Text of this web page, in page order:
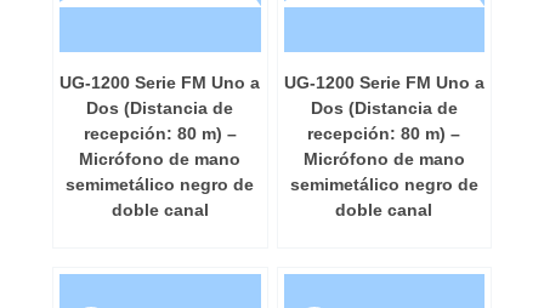
UG-1200 Serie FM Uno a
Dos (Distancia de
recepción: 80 m) –
Micrófono de mano
semimetálico negro de
doble canal
UG-1200 Serie FM Uno a
Dos (Distancia de
recepción: 80 m) –
Micrófono de mano
semimetálico negro de
doble canal